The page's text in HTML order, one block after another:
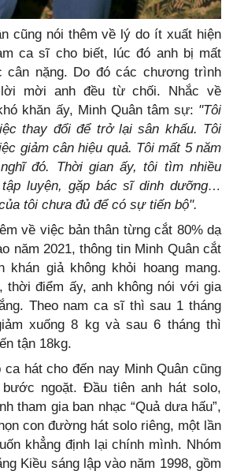
cũng nói thêm về lý do ít xuất hiện
ca sĩ cho biết, lúc đó anh bị mất
cân nặng. Do đó các chương trình
mời anh đều từ chối. Nhắc về
khăn ấy, Minh Quân tâm sự: "Tôi
thay đổi để trở lại sân khấu. Tôi
giảm cân hiệu quả. Tôi mất 5 năm
đó. Thời gian ấy, tôi tìm nhiều
luyện, gặp bác sĩ dinh dưỡng…
tôi chưa đủ để có sự tiến bộ".
về việc bản thân từng cắt 80% dạ
năm 2021, thông tin Minh Quân cắt
khán giả không khỏi hoang mang.
thời điểm ấy, anh không nói với gia
Theo nam ca sĩ thì sau 1 tháng
xuống 8 kg và sau 6 tháng thì
tận 18kg.
ca hát cho đến nay Minh Quân cũng
ngoặt. Đầu tiên anh hát solo,
tham gia ban nhạc “Quả dưa hấu”,
con đường hát solo riêng, một lần
khẳng định lại chính mình. Nhóm
Kiều sáng lập vào năm 1998, gồm